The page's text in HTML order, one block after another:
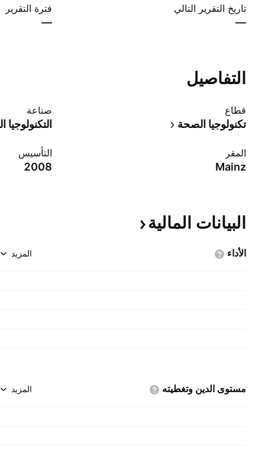
تاريخ التقرير التالي
—
فترة التقرير
—
التفاصيل
قطاع
تكنولوجيا الصحة
صناعة
التكنولوجيا
المقر
Mainz
التأسيس
2008
البيانات المالية
الأداء المزيد
مستوى الدين وتغطيته المزيد